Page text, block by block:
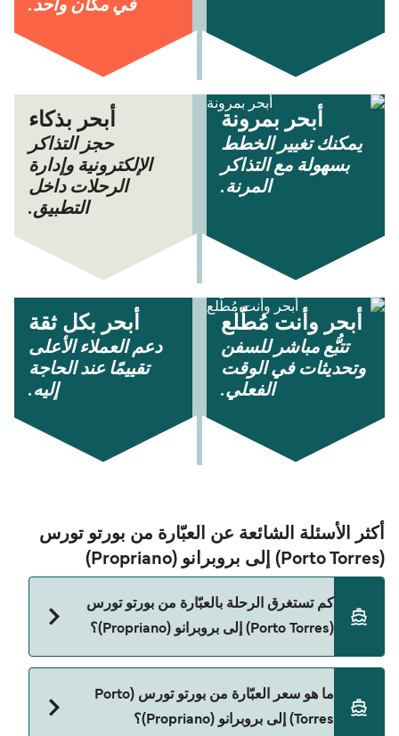
في مكان واحد.
أبحر بمرونة
يمكنك تغيير الخطط
بسهولة مع التذاكر
المرنة.
أبحر بذكاء
حجز التذاكر
الإلكترونية وإدارة
الرحلات داخل
التطبيق.
أبحر وأنت مُطّلع
تتبُّع مباشر للسفن
وتحديثات في الوقت
الفعلي.
أبحر بكل ثقة
دعم العملاء الأعلى
تقييمًا عند الحاجة
إليه.
أكثر الأسئلة الشائعة عن العبّارة من بورتو تورس
(Porto Torres) إلى بروبرانو (Propriano)
كم تستغرق الرحلة بالعبّارة من بورتو تورس
(Porto Torres) إلى بروبرانو (Propriano)؟
الإبحار ممكن تختلف حسب الموسم والشركة، لذلك
ما هو سعر العبّارة من بورتو تورس (Porto
Torres) إلى بروبرانو (Propriano)؟